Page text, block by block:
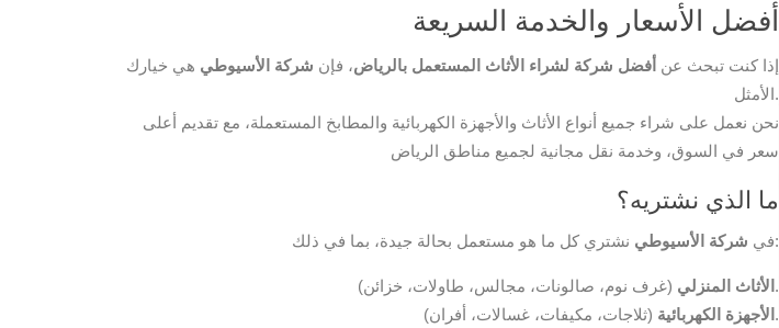
أفضل الأسعار والخدمة السريعة
إذا كنت تبحث عن أفضل شركة لشراء الأثاث المستعمل بالرياض، فإن شركة الأسيوطي هي خيارك
الأمثل.
نحن نعمل على شراء جميع أنواع الأثاث والأجهزة الكهربائية والمطابخ المستعملة، مع تقديم أعلى
سعر في السوق، وخدمة نقل مجانية لجميع مناطق الرياض
ما الذي نشتريه؟
في شركة الأسيوطي نشتري كل ما هو مستعمل بحالة جيدة، بما في ذلك:
الأثاث المنزلي (غرف نوم، صالونات، مجالس، طاولات، خزائن).
الأجهزة الكهربائية (ثلاجات، مكيفات، غسالات، أفران).